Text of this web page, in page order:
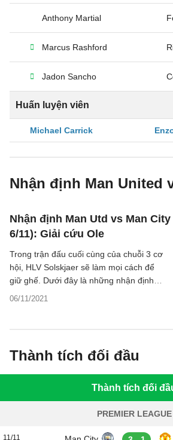
Anthony Martial
Marcus Rashford
Jadon Sancho
Huấn luyện viên
Michael Carrick
Nhận định Man United
Nhận định Man Utd vs Man
6/11): Giải cứu Ole
06/11/2021
Trong trận đấu cuối cùng của chuỗi 3 cơ
hội, HLV Solskjaer sẽ làm mọi cách để
giữ ghế. Dưới đây là những nhận định
Man Utd vs Man City vòng 11 Premier
Thành tích đối đầu
Thành tích đối
PREMIER LEAGUE
11/11